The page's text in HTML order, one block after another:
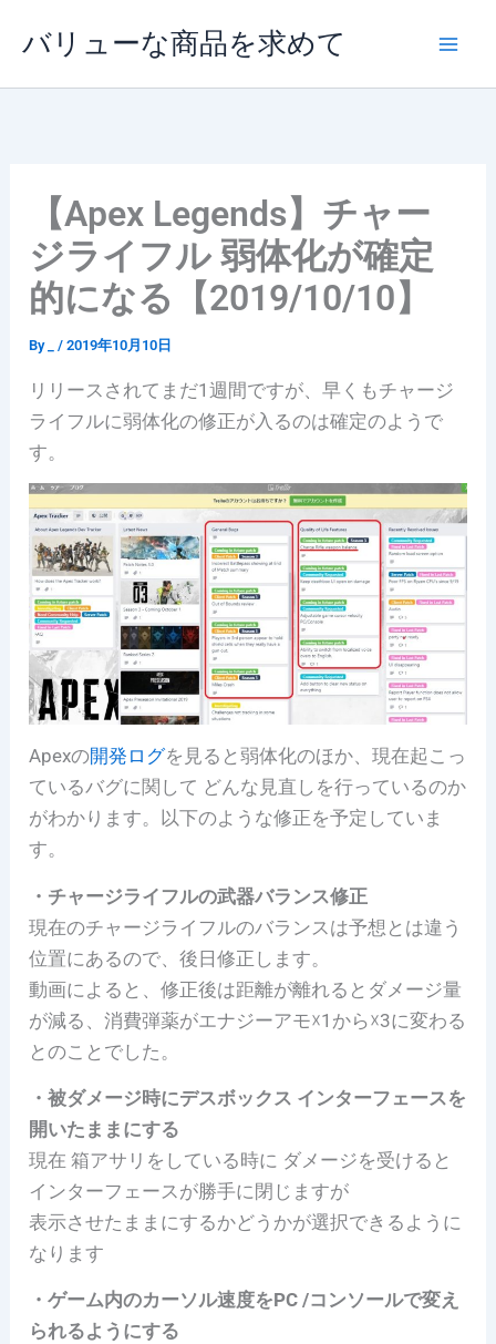
バリューな商品を求めて
【Apex Legends】チャー
ジライフル 弱体化が確定
的になる【2019/10/10】
By _/2019年10月10日
リリースされてまだ1週間ですが、早くもチャージ
ライフルに弱体化の修正が入るのは確定のようで
す。
Apexの開発ログを見ると弱体化のほか、現在起こっ
ているバグに関して どんな見直しを行っているのか
がわかります。以下のような修正を予定していま
す。
・チャージライフルの武器バランス修正
現在のチャージライフルのバランスは予想とは違う
位置にあるので、後日修正します。
動画によると、修正後は距離が離れるとダメージ量
が減る、消費弾薬がエナジーアモ☓1から☓3に変わる
とのことでした。
・被ダメージ時にデスボックス インターフェースを
開いたままにする
現在 箱アサリをしている時に ダメージを受けると
インターフェースが勝手に閉じますが
表示させたままにするかどうかが選択できるように
なります
・ゲーム内のカーソル速度をPC /コンソールで変え
られるようにする